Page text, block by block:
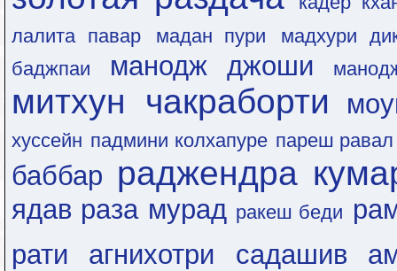
лалита павар
мадан пури
мадхури
баджпаи
манодж джоши
митхун чакраборти
хуссейн падмини колхапуре пареш равал
баббар раджендра
ядав раза мурад ракеш беди
рати агнихотри
садашив